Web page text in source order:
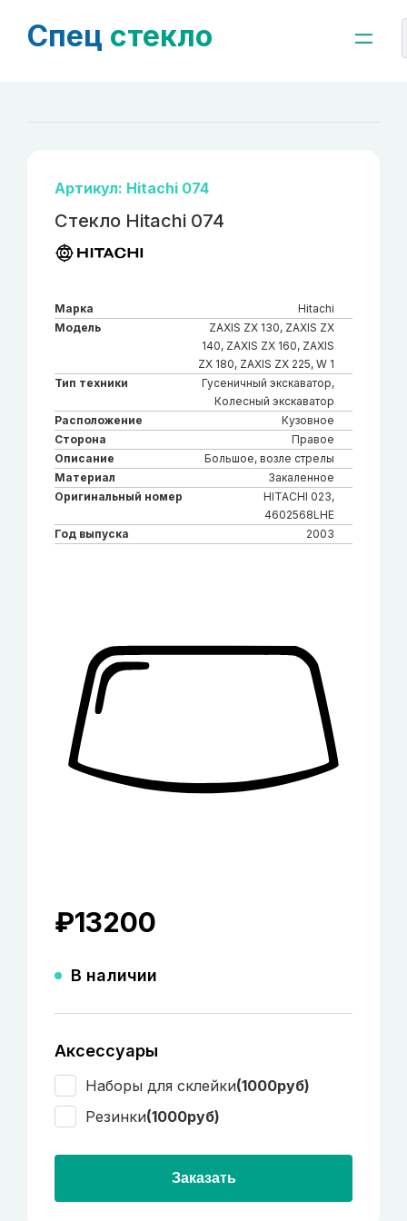
Спец стекло
Артикул: Hitachi 074
Стекло Hitachi 074
Марка
Hitachi
Модель
ZAXIS ZX 130, ZAXIS ZX
140, ZAXIS ZX 160, ZAXIS
ZX 180, ZAXIS ZX 225, W 1
Тип техники
Гусеничный экскаватор,
Колесный экскаватор
Расположение
Кузовное
Сторона
Правое
Описание
Большое, возле стрелы
Материал
Закаленное
Оригинальный номер
HITACHI 023,
4602568LHE
Год выпуска
2003
₽13200
В наличии
Аксессуары
Наборы для склейки(1000руб)
Резинки(1000руб)
Заказать